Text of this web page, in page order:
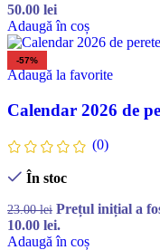
50.00 lei
Adaugă în coș
-57%
Adaugă la favorite
Calendar 2026 de
(0)
În stoc
23.00lei Prețul inițial a
10.00 lei.
Adaugă în coș